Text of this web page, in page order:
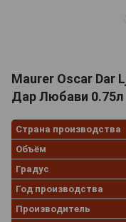
Maurer Oscar Dar
Дар Любави 0.75л
Страна производства
Объём
Градус
Год производства
Производитель